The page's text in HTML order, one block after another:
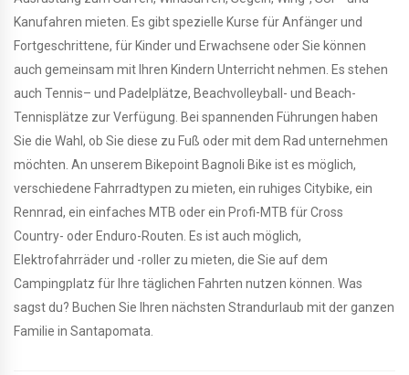
Kanufahren mieten. Es gibt spezielle Kurse für Anfänger und
Fortgeschrittene, für Kinder und Erwachsene oder Sie können
auch gemeinsam mit Ihren Kindern Unterricht nehmen. Es stehen
auch Tennis– und Padelplätze, Beachvolleyball- und Beach-
Tennisplätze zur Verfügung. Bei spannenden Führungen haben
Sie die Wahl, ob Sie diese zu Fuß oder mit dem Rad unternehmen
möchten. An unserem Bikepoint Bagnoli Bike ist es möglich,
verschiedene Fahrradtypen zu mieten, ein ruhiges Citybike, ein
Rennrad, ein einfaches MTB oder ein Profi-MTB für Cross
Country- oder Enduro-Routen. Es ist auch möglich,
Elektrofahrräder und -roller zu mieten, die Sie auf dem
Campingplatz für Ihre täglichen Fahrten nutzen können. Was
sagst du? Buchen Sie Ihren nächsten Strandurlaub mit der ganzen
Familie in Santapomata.